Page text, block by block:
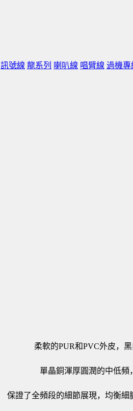
訊號線 龍系列 喇叭線 唱臂線 過機專
柔軟的PUR和PVC外皮，
單晶銅渾厚圓潤的中低
保證了全頻段的細節展現，均衡